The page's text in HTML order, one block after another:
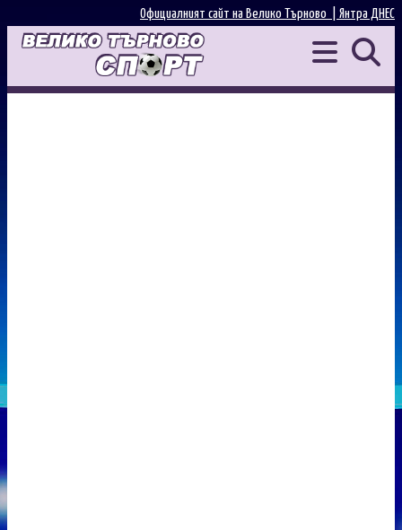
Янтра ДНЕС
Официалният сайт на Велико Търново |